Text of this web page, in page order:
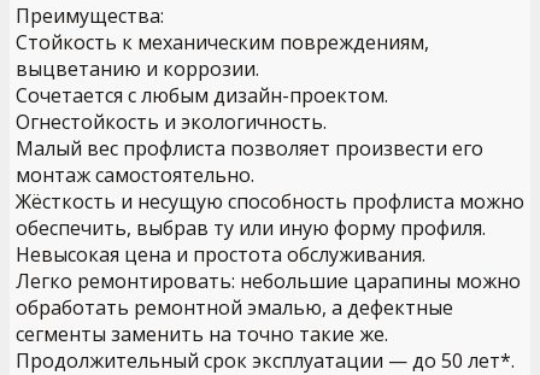
Преимущества:
Стойкость к механическим повреждениям,
выцветанию и коррозии.
Сочетается с любым дизайн-проектом.
Огнестойкость и экологичность.
Малый вес профлиста позволяет произвести его
монтаж самостоятельно.
Жёсткость и несущую способность профлиста можно
обеспечить, выбрав ту или иную форму профиля.
Невысокая цена и простота обслуживания.
Легко ремонтировать: небольшие царапины можно
обработать ремонтной эмалью, а дефектные
сегменты заменить на точно такие же.
Продолжительный срок эксплуатации — до 50 лет*.